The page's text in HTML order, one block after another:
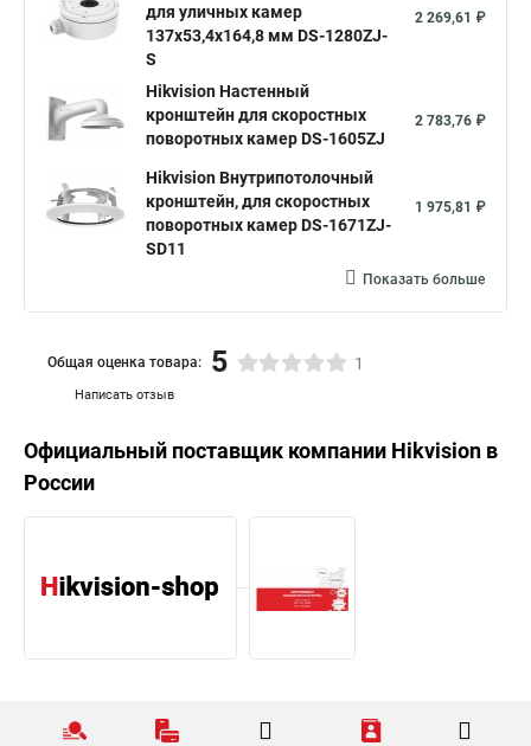
для уличных камер
137x53,4x164,8 мм DS-1280ZJ-
S
2 269,61 ₽
Hikvision Настенный
кронштейн для скоростных
поворотных камер DS-1605ZJ
2 783,76 ₽
Hikvision Внутрипотолочный
кронштейн, для скоростных
поворотных камер DS-1671ZJ-
SD11
1 975,81 ₽
Показать больше
Написать отзыв
Общая оценка товара: 5 1
Официальный поставщик компании Hikvision в
России